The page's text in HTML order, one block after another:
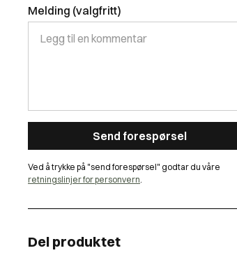
Melding (valgfritt)
Ved å trykke på "send forespørsel" godtar du våre
retningslinjer for personvern
Del produktet